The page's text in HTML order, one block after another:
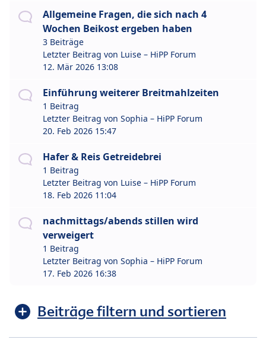
Allgemeine Fragen, die sich nach 4
Wochen Beikost ergeben haben
3 Beiträge
Letzter Beitrag von Luise – HiPP Forum
12. Mär 2026 13:08
Einführung weiterer Breitmahlzeiten
1 Beitrag
Letzter Beitrag von Sophia – HiPP Forum
20. Feb 2026 15:47
Hafer & Reis Getreidebrei
1 Beitrag
Letzter Beitrag von Luise – HiPP Forum
18. Feb 2026 11:04
nachmittags/abends stillen wird
verweigert
1 Beitrag
Letzter Beitrag von Sophia – HiPP Forum
17. Feb 2026 16:38
Beiträge filtern und sortieren